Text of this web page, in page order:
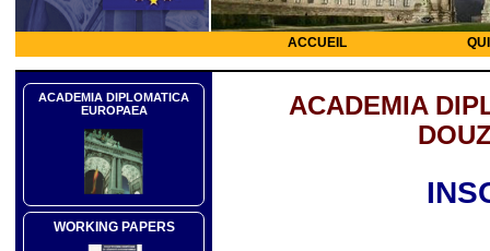
ACCUEIL
ACADEMIA DIPLOMATICA
EUROPAEA
WORKING PAPERS
ACADEMIA